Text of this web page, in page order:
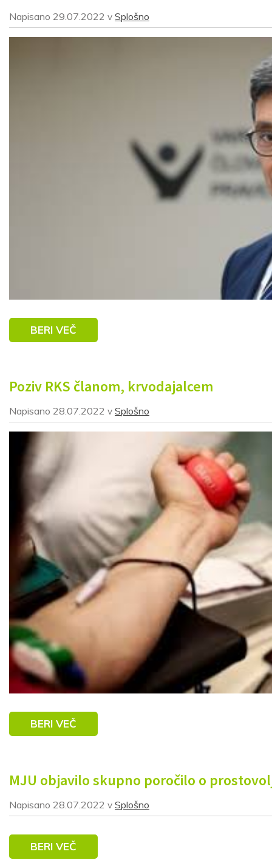
Napisano 29.07.2022 v Splošno
BERI VEČ
Poziv RKS članom, krvodajalcem
Napisano 28.07.2022 v Splošno
BERI VEČ
MJU objavilo skupno poročilo o
Napisano 28.07.2022 v Splošno
BERI VEČ